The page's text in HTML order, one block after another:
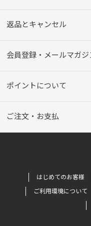
返品とキャンセル
会員登録・メールマガジ
ポイントについて
ご注文・お支払
はじめてのお客様
ご利用環境について